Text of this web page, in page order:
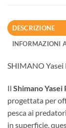
DESCRIZIONE
INFORMAZIONI
SHIMANO Yasei
Il ShimanoYasei
progettata per
pesca ai
in superficie,